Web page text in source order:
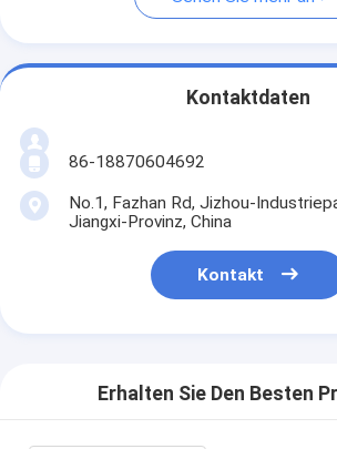
Kontaktdaten
86-18870604692
No.1, Fazhan Rd, Jizhou-
Jiangxi-Provinz, China
Kontakt
Erhalten Sie Den Besten